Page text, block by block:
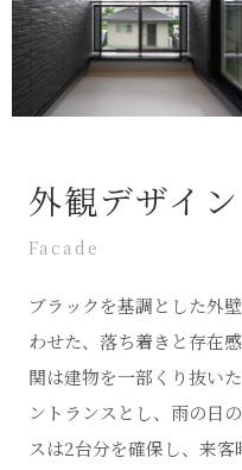
外観デザイン
Facade
ブラックを基調とした外
わせた、落ち着きと存在
関は建物を一部くり抜い
ントランスとし、雨の日
スは2台分を確保し、来